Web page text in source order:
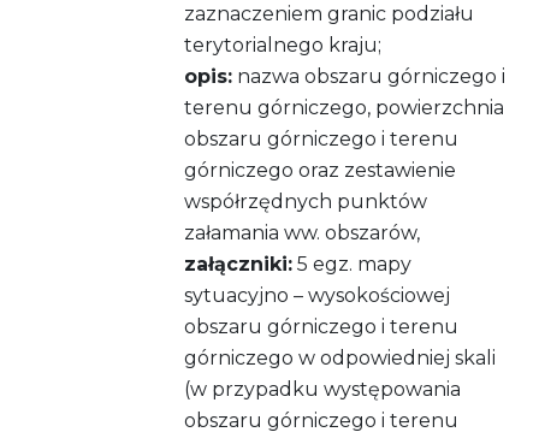
zaznaczeniem granic podziału
terytorialnego kraju;
opis: nazwa obszaru górniczego i
terenu górniczego, powierzchnia
obszaru górniczego i terenu
górniczego oraz zestawienie
współrzędnych punktów
załamania ww. obszarów,
załączniki: 5 egz. mapy
sytuacyjno – wysokościowej
obszaru górniczego i terenu
górniczego w odpowiedniej skali
(w przypadku występowania
obszaru górniczego i terenu